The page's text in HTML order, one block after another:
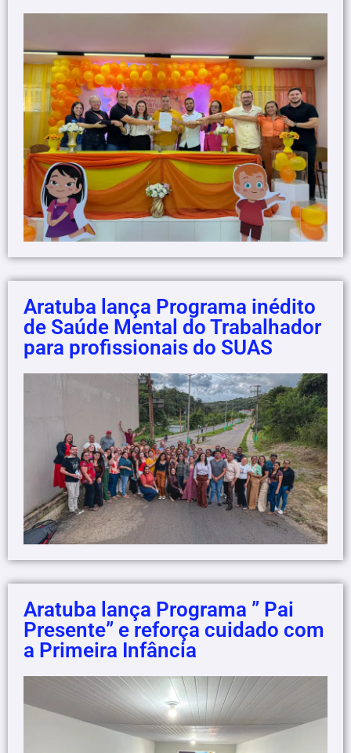
Aratuba lança Programa inédito
de Saúde Mental do Trabalhador
para profissionais do SUAS
Aratuba lança Programa ” Pai
Presente” e reforça cuidado com
a Primeira Infância